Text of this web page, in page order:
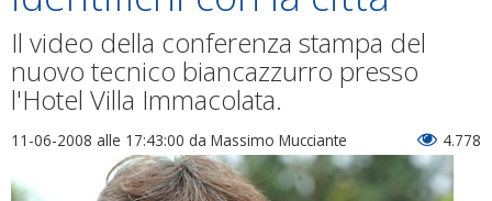
Il video della conferenza stampa del
nuovo tecnico biancazzurro presso
l'Hotel Villa Immacolata.
11-06-2008 alle 17:43:00 da Massimo Mucciante 4.778